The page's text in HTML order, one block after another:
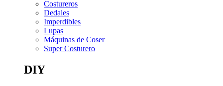
Costureros
Dedales
Imperdibles
Lupas
Máquinas de Coser
Super Costurero
DIY